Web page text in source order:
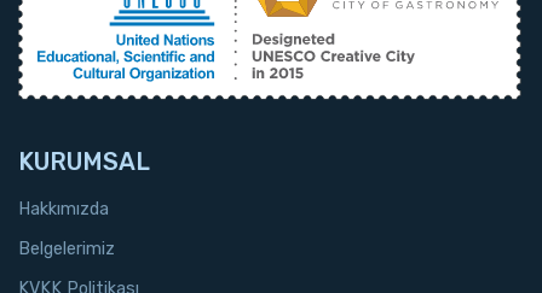
KURUMSAL
Hakkımızda
Belgelerimiz
KVKK Politikası